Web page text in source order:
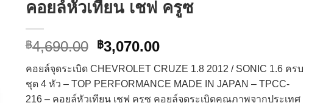
คอยล์หัวเทียน เชฟ ครูซ
฿4,690.00 Original
was:
฿4,690.00.
฿3,070.00Current
is:
฿3,070.00.
คอยล์จุดระเบิด CHEVROLET CRUZE 1.8 2012 / SONIC 1.6 ครบ
ชุด 4 หัว – TOP PERFORMANCE MADE IN JAPAN – TPCC-
216 – คอยล์หัวเทียน เชฟ ครูซ คอยล์จุดระเบิดคุณภาพจากประเทศ